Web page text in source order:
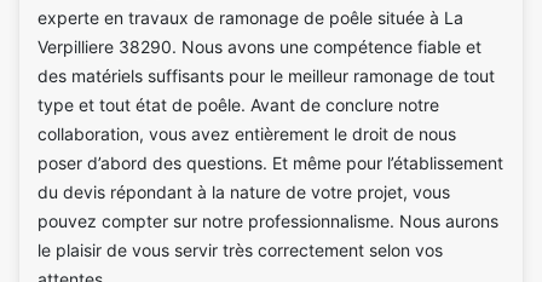
experte en travaux de ramonage de poêle située à La
Verpilliere 38290. Nous avons une compétence fiable et
des matériels suffisants pour le meilleur ramonage de tout
type et tout état de poêle. Avant de conclure notre
collaboration, vous avez entièrement le droit de nous
poser d’abord des questions. Et même pour l’établissement
du devis répondant à la nature de votre projet, vous
pouvez compter sur notre professionnalisme. Nous aurons
le plaisir de vous servir très correctement selon vos